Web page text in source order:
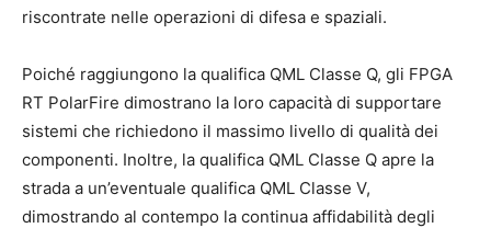
riscontrate nelle operazioni di difesa e spaziali.
Poiché raggiungono la qualifica QML Classe Q, gli FPGA
RT PolarFire dimostrano la loro capacità di supportare
sistemi che richiedono il massimo livello di qualità dei
componenti. Inoltre, la qualifica QML Classe Q apre la
strada a un’eventuale qualifica QML Classe V,
dimostrando al contempo la continua affidabilità degli